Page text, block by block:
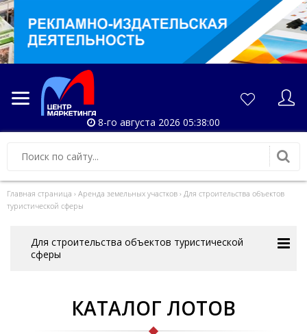
8-го августа 2026 05:38:00
Главная страница › Аренда земельных участков › Для строительства объектов
туристической сферы
Для строительства объектов туристической
сферы
КАТАЛОГ ЛОТОВ